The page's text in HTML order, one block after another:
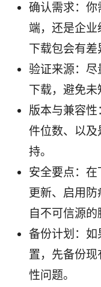
确认需求：你
端，还是企
下载包会有差
验证来源：
下载，避免未
版本与兼容
件位数、以
持。
安全要点：
更新、启用
自不可信源的
备份计划：
置，先备份
性问题。